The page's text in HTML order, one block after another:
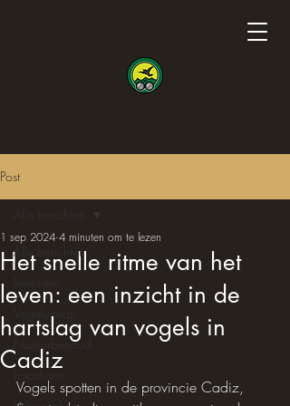
Post
Alle berichten
Vogeluitstap
Natuurbehoud
Het snelle ritme van het
leven: een inzicht in de
hartslag van vogels in
Cadiz
1 sep 2024 4 minuten om te lezen
Vogels spotten in de provincie Cadiz,